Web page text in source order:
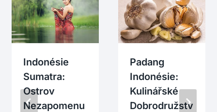
Indonésie
Sumatra:
Ostrov
Nezapomenu
Padang
Indonésie:
Kulinářské
Dobrodružstv